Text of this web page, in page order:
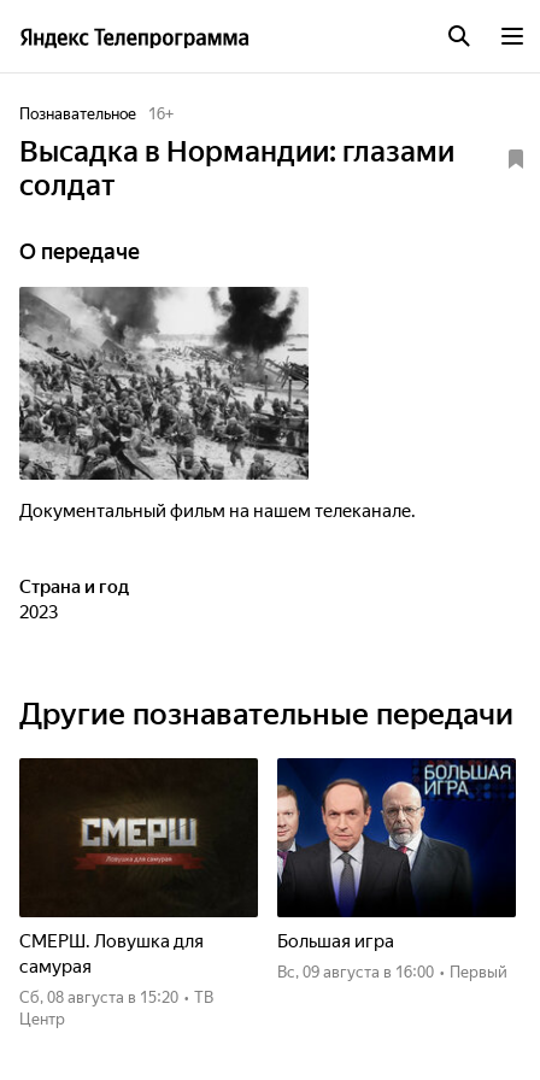
Познавательное 16+
Высадка в Нормандии: глазами
солдат
О передаче
Документальный фильм на нашем телеканале.
Страна и год
2023
Другие познавательные передачи
СМЕРШ. Ловушка для
самурая
сб, 08 августа в 15:20 • ТВ
Центр
Большая игра
вс, 09 августа в 16:00 • Первый